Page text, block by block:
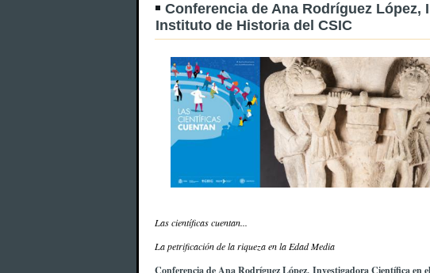
Conferencia de Ana Rodríguez López,
Instituto de Historia del CSIC
Las científicas cuentan...
La petrificación de la riqueza en la Edad Media
Conferencia de Ana Rodríguez López, Investigadora Científica en